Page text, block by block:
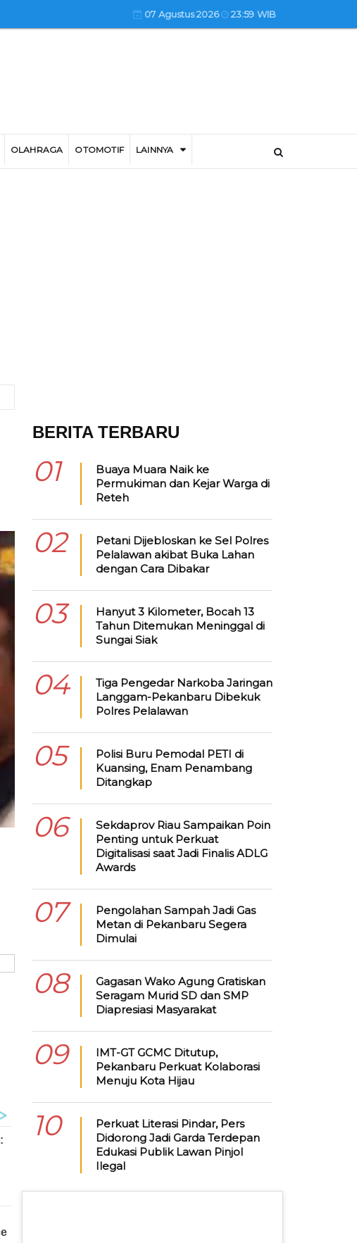
07 Agustus 2026 23:59 WIB
OLAHRAGA OTOMOTIF LAINNYA
BERITA TERBARU
01
Buaya Muara Naik ke
Permukiman dan Kejar Warga di
Reteh
02
Petani Dijebloskan ke Sel Polres
Pelalawan akibat Buka Lahan
dengan Cara Dibakar
03
Hanyut 3 Kilometer, Bocah 13
Tahun Ditemukan Meninggal di
Sungai Siak
04
Tiga Pengedar Narkoba Jaringan
Langgam-Pekanbaru Dibekuk
Polres Pelalawan
05
Polisi Buru Pemodal PETI di
Kuansing, Enam Penambang
Ditangkap
06
Sekdaprov Riau Sampaikan Poin
Penting untuk Perkuat
Digitalisasi saat Jadi Finalis ADLG
Awards
07
Pengolahan Sampah Jadi Gas
Metan di Pekanbaru Segera
Dimulai
08
Gagasan Wako Agung Gratiskan
Seragam Murid SD dan SMP
Diapresiasi Masyarakat
09
IMT-GT GCMC Ditutup,
Pekanbaru Perkuat Kolaborasi
Menuju Kota Hijau
10
Perkuat Literasi Pindar, Pers
Didorong Jadi Garda Terdepan
Edukasi Publik Lawan Pinjol
Ilegal